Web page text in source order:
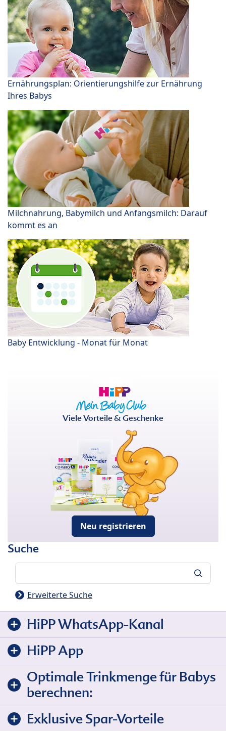
Ernährungsplan: Orientierungshilfe zur Ernährung
Ihres Babys
Milchnahrung, Babymilch und Anfangsmilch: Darauf
kommt es an
Baby Entwicklung - Monat für Monat
Viele Vorteile & Geschenke
Neu registrieren
Suche
Erweiterte Suche
HiPP WhatsApp-Kanal
HiPP App
Optimale Trinkmenge für Babys
berechnen:
Exklusive Spar-Vorteile